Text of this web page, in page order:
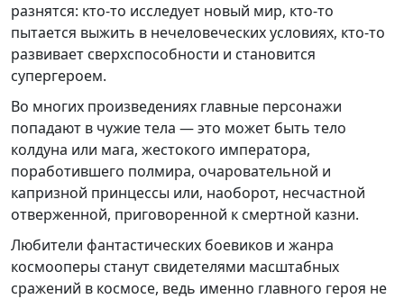
разнятся: кто-то исследует новый мир, кто-то
пытается выжить в нечеловеческих условиях, кто-то
развивает сверхспособности и становится
супергероем.
Во многих произведениях главные персонажи
попадают в чужие тела — это может быть тело
колдуна или мага, жестокого императора,
поработившего полмира, очаровательной и
капризной принцессы или, наоборот, несчастной
отверженной, приговоренной к смертной казни.
Любители фантастических боевиков и жанра
космооперы станут свидетелями масштабных
сражений в космосе, ведь именно главного героя не